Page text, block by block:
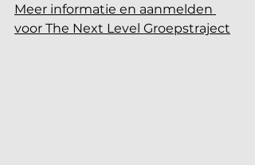
Meer informatie en aanmelden
voor The Next Level Groepstraject